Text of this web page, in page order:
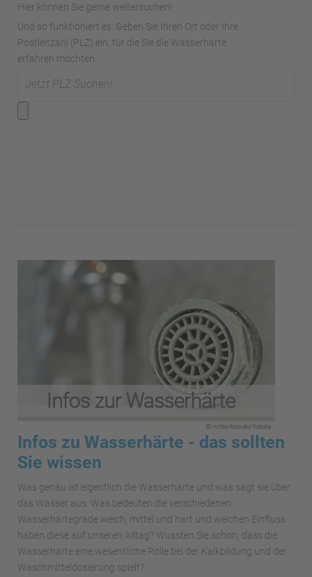
Hier können Sie gerne weitersuchen!
Und so funktioniert es: Geben Sie Ihren Ort oder Ihre
Postleitzahl (PLZ) ein, für die Sie die Wasserhärte
erfahren möchten:
Infos zu Wasserhärte - das sollten
Sie wissen
Was genau ist eigentlich die Wasserhärte und was sagt sie über
das Wasser aus. Was bedeuten die verschiedenen
Wasserhärtegrade weich, mittel und hart und welchen Einfluss
haben diese auf unseren Alltag? Wussten Sie schon, dass die
Wasserhärte eine wesentliche Rolle bei der Kalkbildung und der
Waschmitteldosierung spielt?